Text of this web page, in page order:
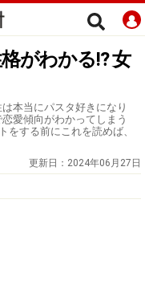
がわかる!? 女
本当にパスタ好きになり
愛傾向がわかってしまう
をする前にこれを読めば、
更新日： 2024年06月27日